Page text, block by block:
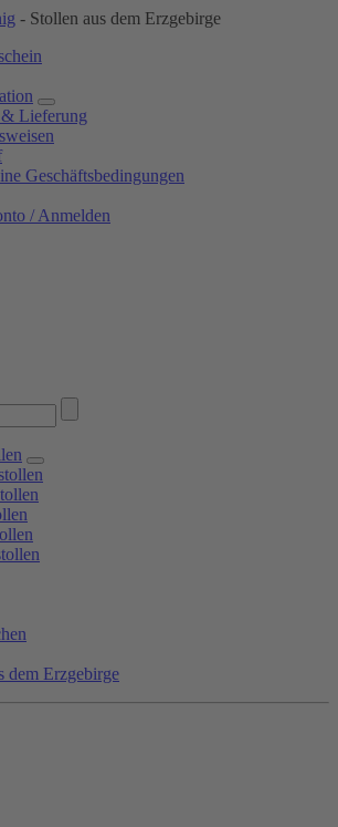
- Stollen aus dem Erzgebirge
& Lieferung
Geschäftsbedingungen
/ Anmelden
dem Erzgebirge